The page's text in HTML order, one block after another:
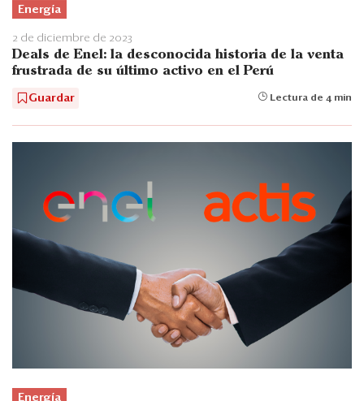
Energía
2 de diciembre de 2023
Deals de Enel: la desconocida historia de la venta
frustrada de su último activo en el Perú
Guardar Lectura de 4 min
Energía